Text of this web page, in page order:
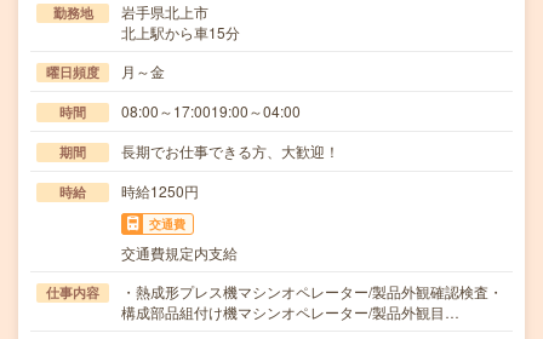
勤務地
岩手県北上市
北上駅から車15分
曜日頻度 月～金
時間 08:00～17:0019:00～04:00
期間 長期でお仕事できる方、大歓迎！
時給 時給1250円
交通費
交通費規定内支給
仕事内容
・熱成形プレス機マシンオペレーター/製品外観確認検査・
構成部品組付け機マシンオペレーター/製品外観目…